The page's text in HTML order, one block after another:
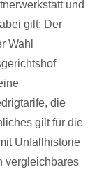
und
gilt: Der
Wahl
die
gilt für die
Unfallhistorie
vergleichbares